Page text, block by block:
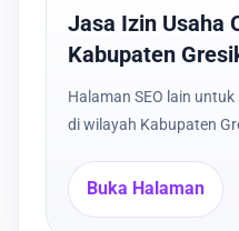
Jasa Izin Usaha
Kabupaten
Halaman SEO lain
di wilayah Kabupaten
Buka Halaman